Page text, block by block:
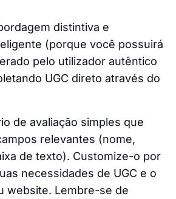
distintiva e
(porque você possuirá
pelo utilizador autêntico
UGC direto através do
de avaliação simples que
relevantes (nome,
de texto). Customize-o por
necessidades de UGC e o
website. Lembre-se de